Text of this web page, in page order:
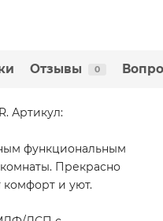
Отзывы 0
Артикул:
функциональным
Прекрасно
и уют.